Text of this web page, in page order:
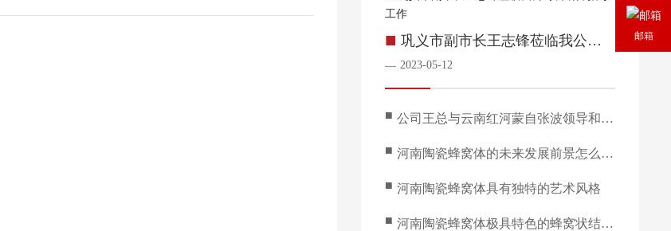
■ 巩义市副市长王志锋莅临我公司
调研并指导工作
— 2023-05-12
■ 公司王总与云南红河蒙自张波领导和郑
■ 河南陶瓷蜂窝体的未来发展前景怎么
■ 河南陶瓷蜂窝体具有独特的艺术风格
■ 河南陶瓷蜂窝体极具特色的蜂窝状结构
邮箱